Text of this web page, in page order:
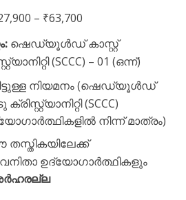
– ₹63,700
ഷെഡ്യൂൾഡ് കാസ്റ്റ്
(SCCC) – 01 (ഒന്ന്)
നിയമനം (ഷെഡ്യൂൾഡ്
(SCCC)
നിന്ന് മാത്രം)
വനിതാ ഉദ്യോഗാർത്ഥികളും